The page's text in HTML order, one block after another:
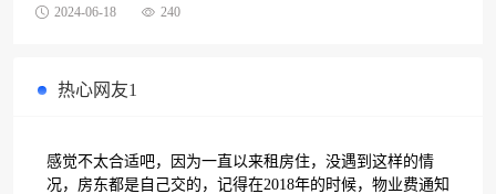
2024-06-18 240
热心网友1
感觉不太合适吧，因为一直以来租房住，没遇到这样的情
况，房东都是自己交的，记得在2018年的时候，物业费通知